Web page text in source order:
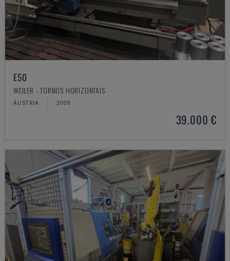
E50
WEILER - TORNOS HORIZONTAIS
ÁUSTRIA 2009
39.000 €